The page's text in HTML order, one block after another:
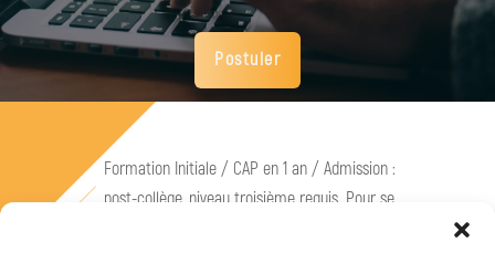
Postuler
Formation Initiale / CAP en 1 an / Admission :
post-collège, niveau troisième requis. Pour se